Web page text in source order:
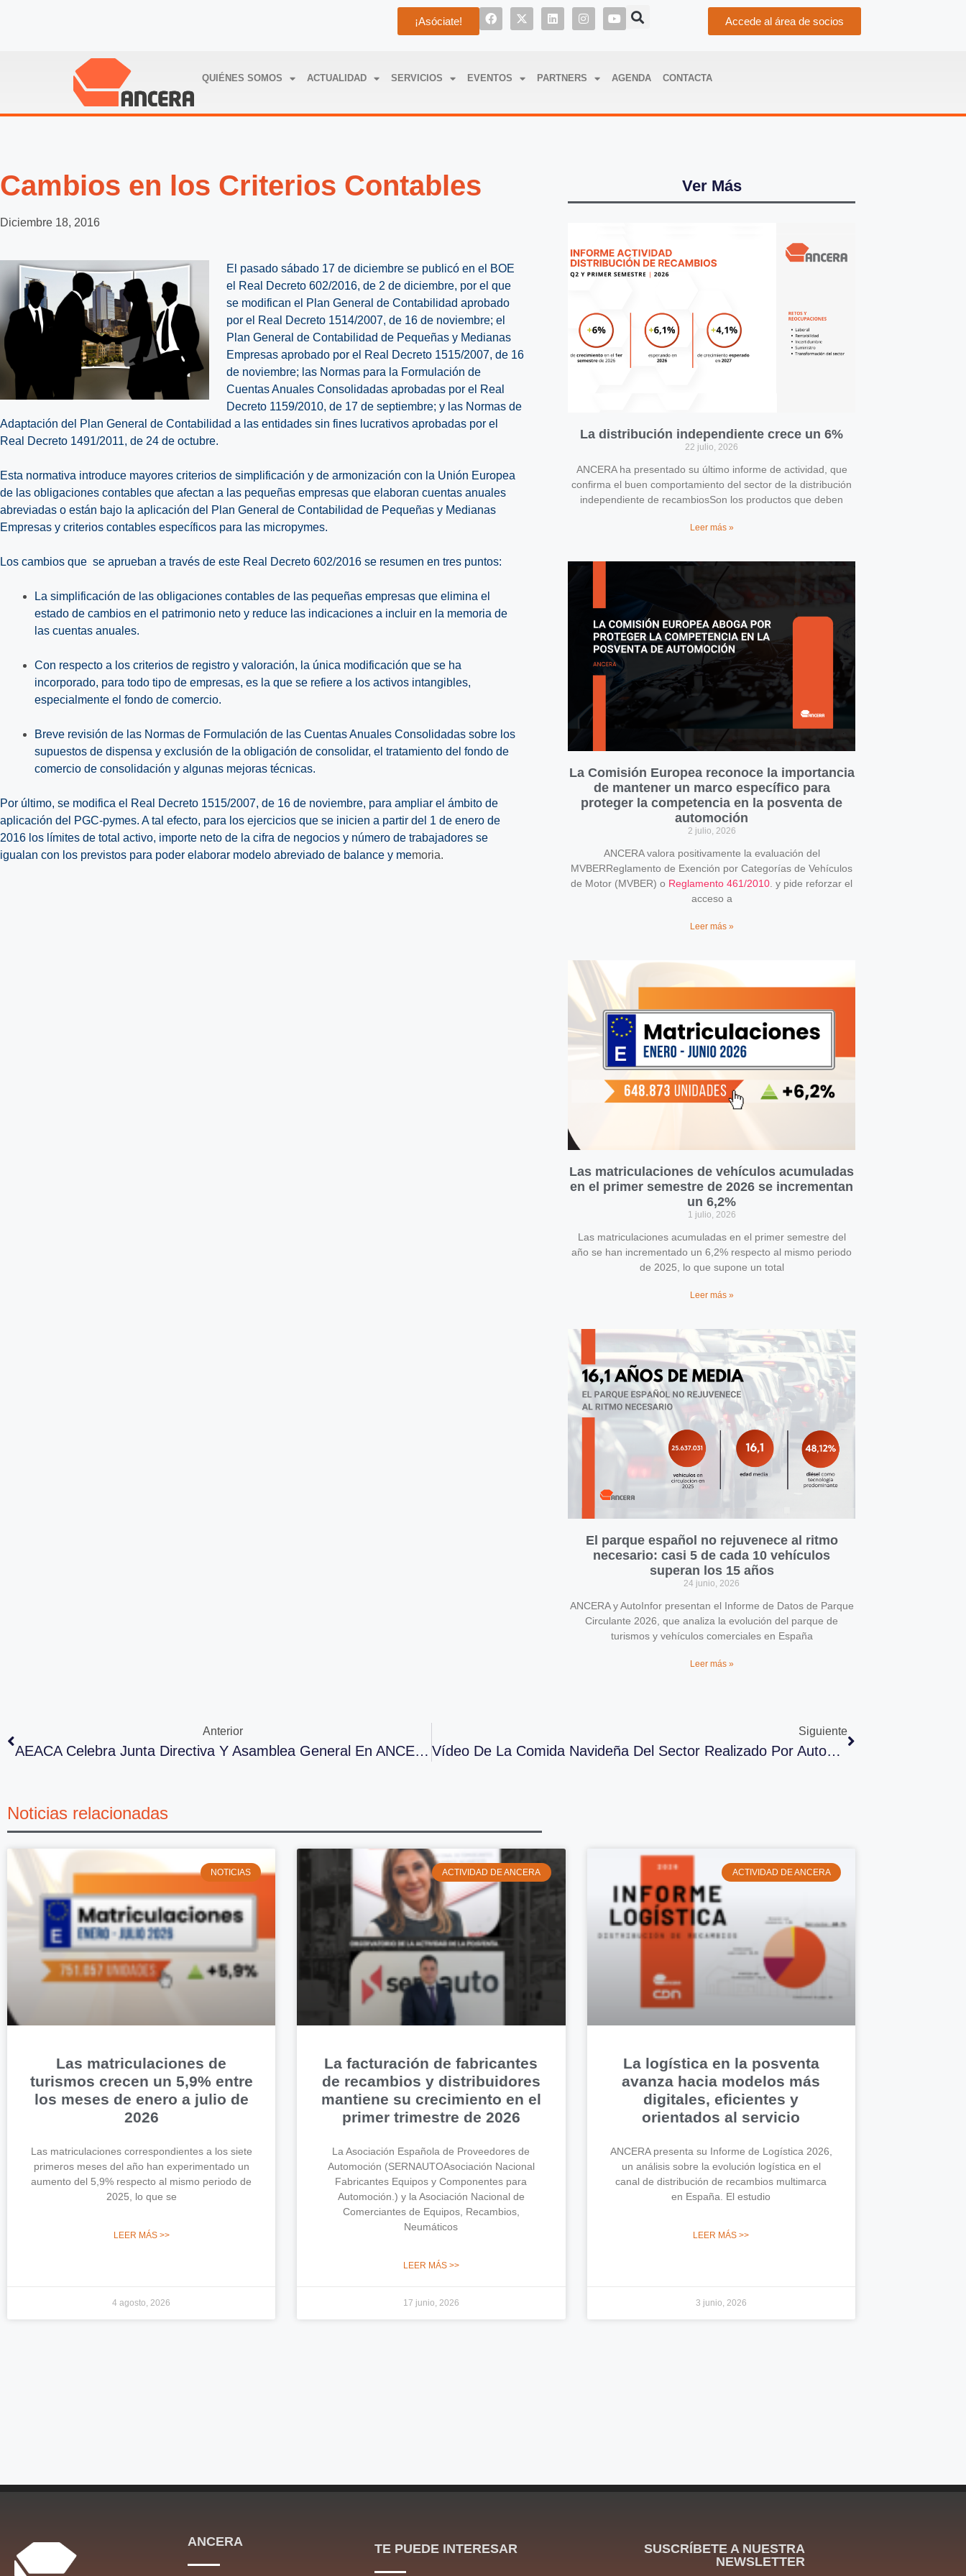
¡Asóciate! Accede al área de socios
QUIÉNES SOMOS ACTUALIDAD SERVICIOS EVENTOS PARTNERS AGENDA CONTACTA
Cambios en los Criterios Contables
Diciembre 18, 2016
El pasado sábado 17 de diciembre se publicó en el BOE
el Real Decreto 602/2016, de 2 de diciembre, por el que
se modifican el Plan General de Contabilidad aprobado
por el Real Decreto 1514/2007, de 16 de noviembre; el
Plan General de Contabilidad de Pequeñas y Medianas
Empresas aprobado por el Real Decreto 1515/2007, de 16
de noviembre; las Normas para la Formulación de
Cuentas Anuales Consolidadas aprobadas por el Real
Decreto 1159/2010, de 17 de septiembre; y las Normas de
Adaptación del Plan General de Contabilidad a las entidades sin fines lucrativos aprobadas por el
Real Decreto 1491/2011, de 24 de octubre.
Esta normativa introduce mayores criterios de simplificación y de armonización con la Unión Europea
de las obligaciones contables que afectan a las pequeñas empresas que elaboran cuentas anuales
abreviadas o están bajo la aplicación del Plan General de Contabilidad de Pequeñas y Medianas
Empresas y criterios contables específicos para las micropymes.
Los cambios que se aprueban a través de este Real Decreto 602/2016 se resumen en tres puntos:
La simplificación de las obligaciones contables de las pequeñas empresas que elimina el
estado de cambios en el patrimonio neto y reduce las indicaciones a incluir en la memoria de
las cuentas anuales.
Con respecto a los criterios de registro y valoración, la única modificación que se ha
incorporado, para todo tipo de empresas, es la que se refiere a los activos intangibles,
especialmente el fondo de comercio.
Breve revisión de las Normas de Formulación de las Cuentas Anuales Consolidadas sobre los
supuestos de dispensa y exclusión de la obligación de consolidar, el tratamiento del fondo de
comercio de consolidación y algunas mejoras técnicas.
Por último, se modifica el Real Decreto 1515/2007, de 16 de noviembre, para ampliar el ámbito de
aplicación del PGC-pymes. A tal efecto, para los ejercicios que se inicien a partir del 1 de enero de
2016 los límites de total activo, importe neto de la cifra de negocios y número de trabajadores se
igualan con los previstos para poder elaborar modelo abreviado de balance y memoria.
Ver Más
La distribución independiente crece un 6%
22 julio, 2026
ANCERA ha presentado su último informe de actividad, que
confirma el buen comportamiento del sector de la distribución
independiente de recambiosSon los productos que deben
Leer más »
La Comisión Europea reconoce la importancia
de mantener un marco específico para
proteger la competencia en la posventa de
automoción
2 julio, 2026
ANCERA valora positivamente la evaluación del
MVBERReglamento de Exención por Categorías de Vehículos
de Motor (MVBER) o Reglamento 461/2010 . y pide reforzar el
acceso a
Leer más »
Las matriculaciones de vehículos acumuladas
en el primer semestre de 2026 se incrementan
un 6,2%
1 julio, 2026
Las matriculaciones acumuladas en el primer semestre del
año se han incrementado un 6,2% respecto al mismo periodo
de 2025, lo que supone un total
Leer más »
El parque español no rejuvenece al ritmo
necesario: casi 5 de cada 10 vehículos
superan los 15 años
24 junio, 2026
ANCERA y AutoInfor presentan el Informe de Datos de Parque
Circulante 2026, que analiza la evolución del parque de
turismos y vehículos comerciales en España
Leer más »
Anterior
AEACA Celebra Junta Directiva Y Asamblea General En ANCERA
Siguiente
Vídeo De La Comida Navideña Del Sector Realizado Por Autopos
Noticias relacionadas
NOTICIAS
Las matriculaciones de
turismos crecen un 5,9% entre
los meses de enero a julio de
2026
Las matriculaciones correspondientes a los siete
primeros meses del año han experimentado un
aumento del 5,9% respecto al mismo periodo de
2025, lo que se
LEER MÁS >>
4 agosto, 2026
ACTIVIDAD DE ANCERA
La facturación de fabricantes
de recambios y distribuidores
mantiene su crecimiento en el
primer trimestre de 2026
La Asociación Española de Proveedores de
Automoción (SERNAUTOAsociación Nacional
Fabricantes Equipos y Componentes para
Automoción.) y la Asociación Nacional de
Comerciantes de Equipos, Recambios,
Neumáticos
LEER MÁS >>
17 junio, 2026
ACTIVIDAD DE ANCERA
La logística en la posventa
avanza hacia modelos más
digitales, eficientes y
orientados al servicio
ANCERA presenta su Informe de Logística 2026,
un análisis sobre la evolución logística en el
canal de distribución de recambios multimarca
en España. El estudio
LEER MÁS >>
3 junio, 2026
ANCERA TE PUEDE INTERESAR
SUSCRÍBETE A NUESTRA
NEWSLETTER